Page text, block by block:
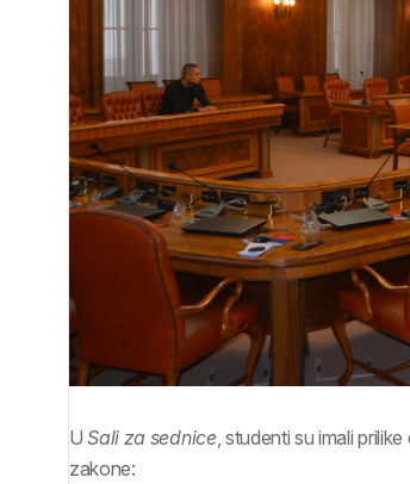
USali za sednice, studenti su imali
zakone: